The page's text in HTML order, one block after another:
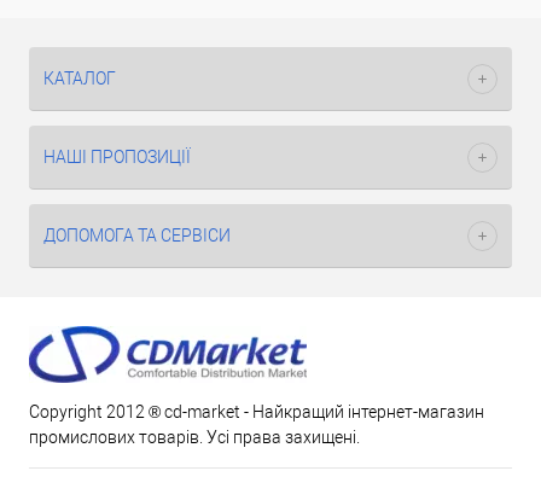
КАТАЛОГ
НАШІ ПРОПОЗИЦІЇ
ДОПОМОГА ТА СЕРВІСИ
Copyright 2012 ® cd-market - Найкращий інтернет-магазин
промислових товарів. Усі права захищені.